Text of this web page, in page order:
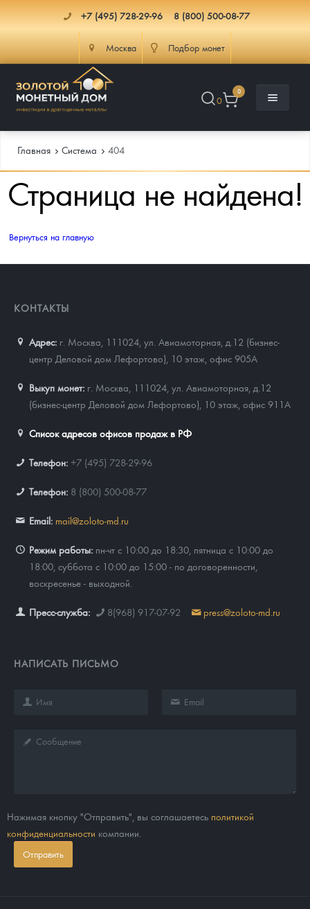
+7 (495) 728-29-96 8 (800) 500-08-77
Москва Подбор монет
0
0
Каталог
Монеты Царской России
Монеты стран мира после 1950г
Георгий Победоносец
Золотой червонец Сеятель
Золотые слитки
Жетоны "Необыкновенные обитатели глубин"
Золотая карманная галерея
Книги по нумизматике
Гарантии
Выкуп монет
Выкуп серебряных монет
Вопрос - ответ
Памятка для работы с монетами из драгметаллов
Политика использования Cookies
Информация
Распродажа монет и жетонов
Аналитика и события
Итоги 2025 года. Прогноз курсов золота, серебра, платины на
2026 год
Cтатьи
Георгий Победоносец - динамика цен
Котировки
Курс золота и серебра
Лом выкуп
Скупка слитков
Контакты
О нас
Главная Система 404
Страница не найдена!
Вернуться на главную
КОНТАКТЫ
Адрес: г. Москва, 111024 ул. Авиамоторная, д.12 (бизнес-
центр Деловой дом Лефортово), 10 этаж, офис 905А
Выкуп монет: г. Москва, 111024, ул. Авиамоторная, д.12
(бизнес-центр Деловой дом Лефортово), 10 этаж, офис 911А
Список адресов офисов продаж в РФ
Телефон: +7 (495) 728-29-96
Телефон: 8 (800) 500-08-77
Email: mail@zoloto-md.ru
Режим работы: пн-чт с 10:00 до 18:30, пятница с 10:00 до
18:00, суббота с 10:00 до 15:00 - по договоренности,
воскресенье - выходной.
Пресс-служба: 8(968) 917-07-92 press@zoloto-md.ru
НАПИСАТЬ ПИСЬМО
Нажимая кнопку "Отправить", вы соглашаетесь политикой
конфиденциальности компании.
Отправить